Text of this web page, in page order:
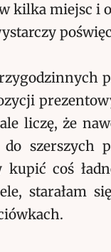
kilka miejsc i
liczę, że
szerszych
coś
starałam